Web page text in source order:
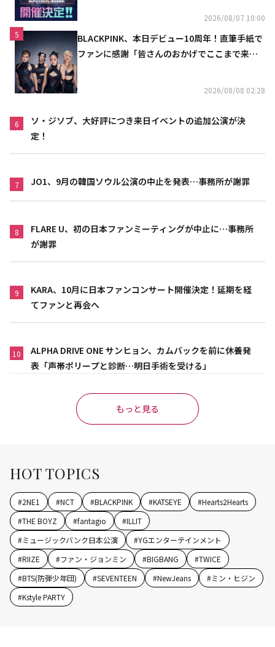
2026/08/07 10:00
5
BLACKPINK、本日デビュー10周年！直筆手紙で
ファンに感謝「皆さんのおかげでここまで来ら
2026/08/08 02:28
6
ソ・ジソブ、大好評につき来日イベントの追加公演が決
定！
7 JO1、9月の韓国ソウル公演の中止を発表…事務所が謝罪
8
FLARE U、初の日本ファンミーティングが中止に…事務所
が謝罪
9
KARA、10月に日本ファンコンサート開催決定！延期を経
てファンと再会へ
10
ALPHA DRIVE ONE サンヒョン、カムバックを前に休養発
表「声帯ポリープと診断…明日手術を受ける」
もっと見る
HOT TOPICS
#2NE1 #NCT #BLACKPINK #KATSEYE #Hearts2Hearts
#THE BOYZ #fantagio #ILLIT
#ミュージックバンク日本公演 #YGエンターテインメント
#RIIZE #ファン・ジョンミン #BIGBANG #TWICE
#BTS(防弾少年団) #SEVENTEEN #NewJeans #ミン・ヒジン
#Kstyle PARTY